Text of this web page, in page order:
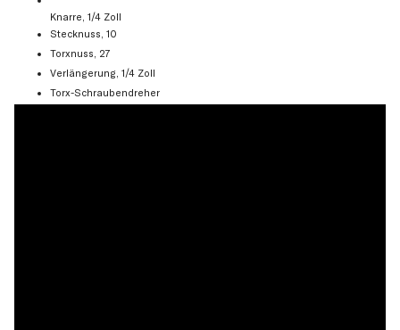
Knarre, 1/4 Zoll
Stecknuss, 10
Torxnuss, 27
Verlängerung, 1/4 Zoll
Torx-Schraubendreher